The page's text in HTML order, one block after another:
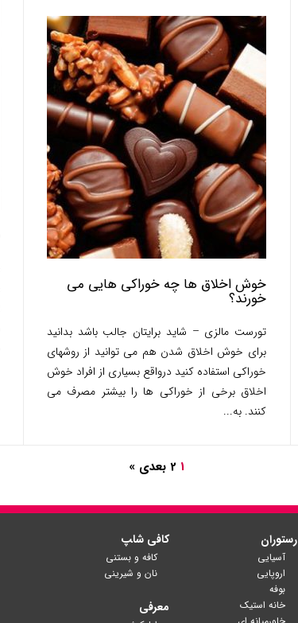
خوش اخلاق ها چه خوراکی هایی می
خورند؟
تورست مالزی – شاید برایتان جالب باشد بدانید
برای خوش اخلاق شدن هم می توانید از روشهای
خوراکی استفاده کنید درواقع بسیاری از افراد خوش
اخلاق برخی از خوراکی ها را بیشتر مصرف می
کنند. به...
1
2 بعدی »
رستوران
آسیایی
اروپایی
بوفه
خانه استیک
کافی شا‍پ
کافه و بستنی
نان و شیرینی
معرفی